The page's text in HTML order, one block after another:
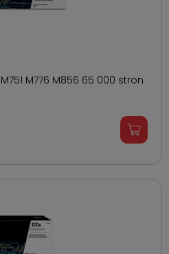
M776 M856 65 000 stron